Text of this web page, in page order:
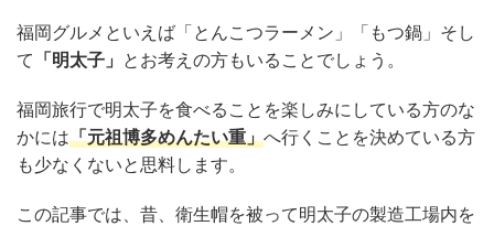
福岡グルメといえば「とんこつラーメン」「もつ鍋」そし
て 「明太子」 とお考えの方もいることでしょう。
福岡旅行で明太子を食べることを楽しみにしている方のな
かには「元祖博多めんたい重」へ行くことを決めている方
も少なくないと思料します。
この記事では、昔、衛生帽を被って明太子の製造工場内を